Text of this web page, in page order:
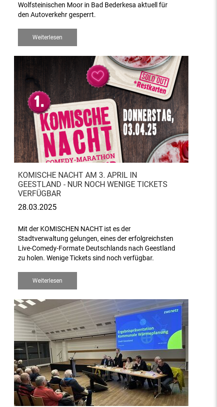
Wolfsteinischen Moor in Bad Bederkesa aktuell für
den Autoverkehr gesperrt.
Weiterlesen
KOMISCHE NACHT AM 3. APRIL IN
GEESTLAND - NUR NOCH WENIGE TICKETS
VERFÜGBAR
28.03.2025
Mit der KOMISCHEN NACHT ist es der
Stadtverwaltung gelungen, eines der erfolgreichsten
Live-Comedy-Formate Deutschlands nach Geestland
zu holen. Wenige Tickets sind noch verfügbar.
Weiterlesen